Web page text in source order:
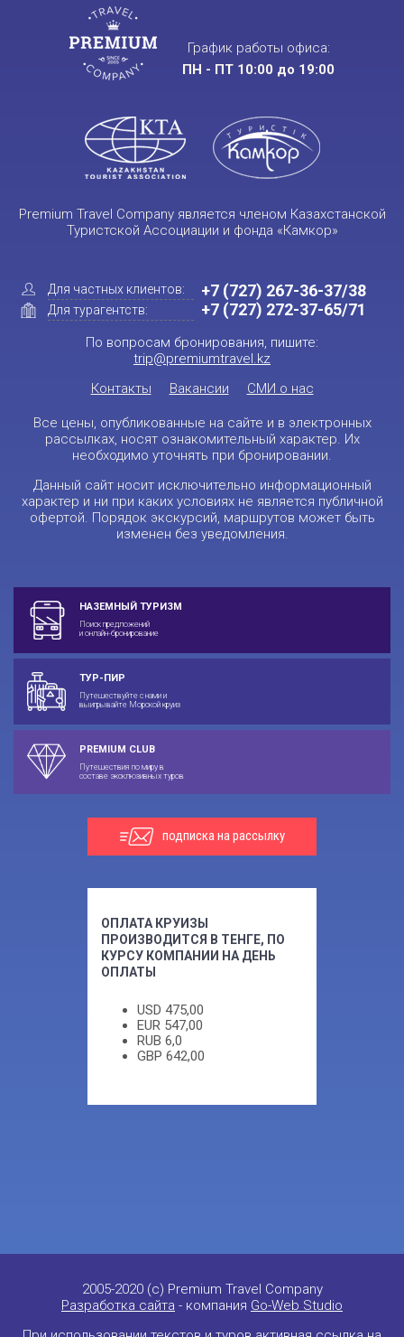
График работы офиса:
ПН - ПТ 10:00 до 19:00
Premium Travel Company является членом Казахстанской
Туристской Ассоциации и фонда «Камкор»
Для частных клиентов:
Для турагентств:
+7 (727) 267-36-37/38
+7 (727) 272-37-65/71
По вопросам бронирования, пишите:
trip@premiumtravel.kz
Контакты
Вакансии СМИ о нас
Все цены, опубликованные на сайте и в электронных
рассылках, носят ознакомительный характер. Их
необходимо уточнять при бронировании.
Данный сайт носит исключительно информационный
характер и ни при каких условиях не является публичной
офертой. Порядок экскурсий, маршрутов может быть
изменен без уведомления.
НАЗЕМНЫЙ ТУРИЗМ
Поиск предложений
и онлайн-бронирование
ТУР-ПИР
Путешествуйте с нами и
выигрывайте Морской круиз
PREMIUM CLUB
Путешествия по миру в
составе эксклюзивных туров
подписка на рассылку
ОПЛАТА КРУИЗЫ
ПРОИЗВОДИТСЯ В ТЕНГЕ, ПО
КУРСУ КОМПАНИИ НА ДЕНЬ
ОПЛАТЫ
USD 475,00
EUR 547,00
RUB 6,0
GBP 642,00
2005-2020 (c) Premium Travel Company
Разработка сайта - компания Go-Web Studio